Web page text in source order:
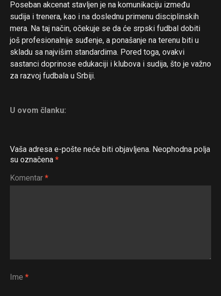
Poseban akcenat stavljen je na komunikaciju između
sudija i trenera, kao i na doslednu primenu disciplinskih
mera. Na taj način, očekuje se da će srpski fudbal dobiti
još profesionalnije suđenje, a ponašanje na terenu biti u
skladu sa najvišim standardima. Pored toga, ovakvi
sastanci doprinose edukaciji i klubova i sudija, što je važno
za razvoj fudbala u Srbiji.
U ovom članku:
Vaša adresa e-pošte neće biti objavljena. Neophodna polja
su označena *
Komentar *
Ime *